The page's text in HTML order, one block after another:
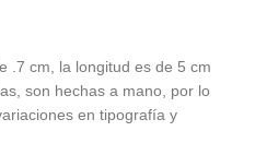
.7 cm, la longitud es de 5 cm
son hechas a mano, por lo
en tipografía y